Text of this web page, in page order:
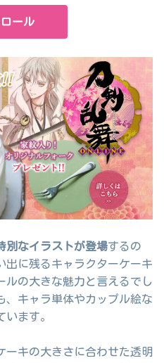
ール
別なイラストが登場するの
出に残るキャラクターケーキ
ルの大きな魅力と言えるでし
、キャラ単体やカップル絵な
ます。
ーキの大きさに合わせた透明